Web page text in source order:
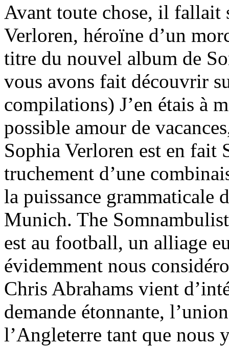
Avant toute chose, il fallait
Verloren, héroïne d’un
titre du nouvel album de
vous avons fait découvrir
compilations) J’en étais à
possible amour de
Sophia Verloren est en fait
truchement d’une
la puissance grammaticale
Munich. The
est au football, un alliage
évidemment nous
Chris Abrahams vient
demande étonnante,
l’Angleterre tant que nous